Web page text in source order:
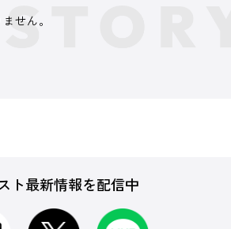
せん。
ト最新情報を配信中